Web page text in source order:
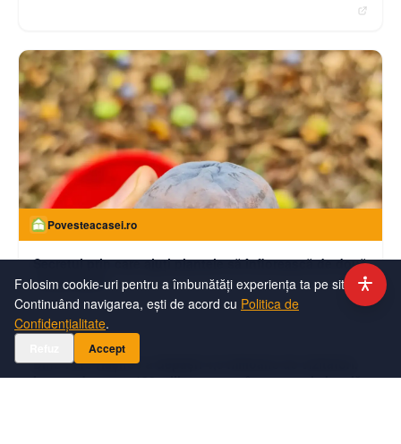
Povesteacasei.ro
Secretul prin care ajuți plantele să înflorească de două
ori pe sezon
moneybuzz.ro
Dino Parc Râșnov a depășit 4,5 milioane de vizitatori.
Impact de peste 130 milioane euro în economia locală
Folosim cookie-uri pentru a îmbunătăți experiența ta pe site.
Continuând navigarea, ești de acord cu Politica de
Confidențialitate.
Accept